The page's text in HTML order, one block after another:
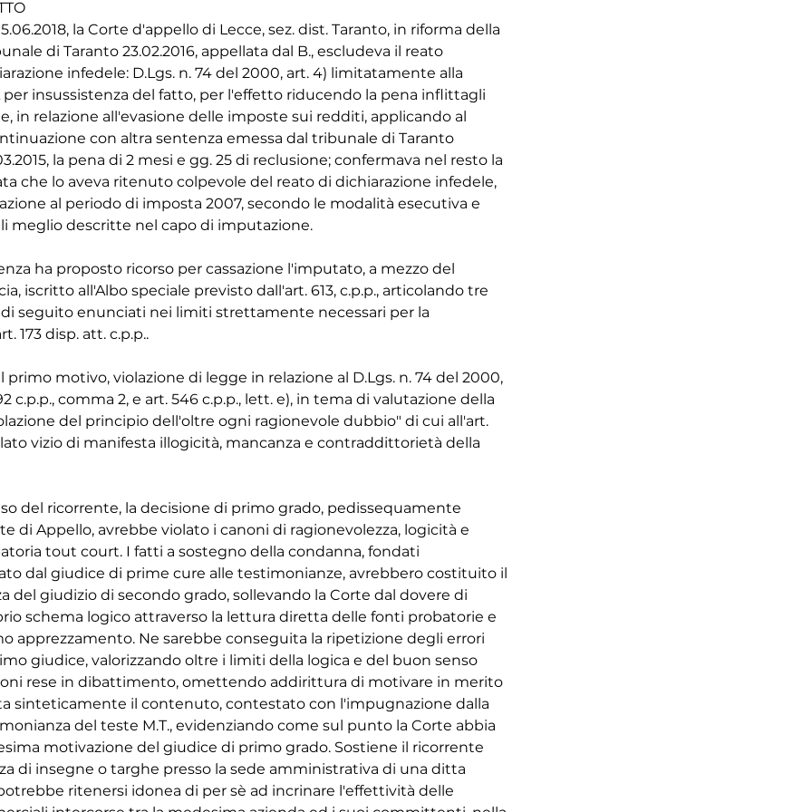
che non si comprenderebbe se il comportamento posto in essere sia qualificabile come "elusivo" o "di evasione", con inevitabili ripercussioni sulla configurabilità del reato. L'affermazione della Corte sembrerebbe inoltre fine a sè stessa non essendo motivata, non specificando quale comportamento "normale" avrebbe dovuto adottare la società al fine di non incorrere nella antieconomicità. Innanzi a più alternative, non vi è l'obbligo per il contribuente di optare per quella fiscalmente più onerosa, dovendosi anzi ritenere sussistente il diritto di scegliere la forma di conduzione degli affari che consenta di contenere i propri oneri fiscali, non potendo quindi integrare un abuso una scelta gestionale attuata per strutturare una operazione in modo da evitare l'onere fiscale massimo. Il ricorrente richiama la disciplina comunitaria e nazionale in materia di abuso del diritto (Direttiva n. 90/4341; Direttiva n. 2016/1164; L. n. 212 del 2000, art. 10 bis, introdotto con il D.Lgs. n. 128 del 2015) evidenziando la residualità della fattispecie e la sua collocazione interstiziale fra legittimo risparmio ed evasione.

2.3. Deduce, con il terzo motivo, violazione di legge in relazione agli artt. 81,99,132 e 133 c.p., e per la mancata concessione delle attenuanti di cui all'art. 62 bis c.p..

In sintesi, sostiene il ricorrente che la Corte d'appello avrebbe erroneamente operato nell'applicare l'aumento di pena anche per la recidiva. Il giudice dovrebbe infatti verificare se la reiterazione dell'illecito sia effettivo s